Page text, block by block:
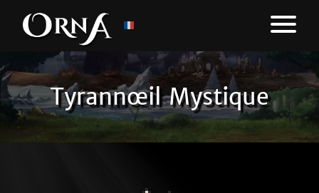
Tyrannœil Mystique